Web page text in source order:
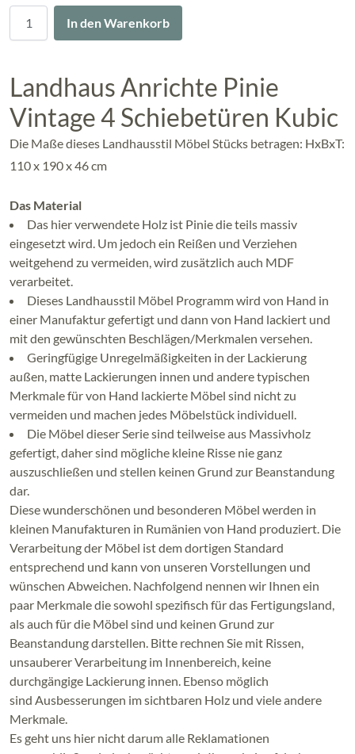
In den Warenkorb
Landhaus Anrichte Pinie
Vintage 4 Schiebetüren Kubic
Die Maße dieses Landhausstil Möbel Stücks betragen: HxBxT:
110 x 190 x 46 cm
Das Material
Das hier verwendete Holz ist Pinie die teils massiv
eingesetzt wird. Um jedoch ein Reißen und Verziehen
weitgehend zu vermeiden, wird zusätzlich auch MDF
verarbeitet.
Dieses Landhausstil Möbel Programm wird von Hand in
einer Manufaktur gefertigt und dann von Hand lackiert und
mit den gewünschten Beschlägen/Merkmalen versehen.
Geringfügige Unregelmäßigkeiten in der Lackierung
außen, matte Lackierungen innen und andere typischen
Merkmale für von Hand lackierte Möbel sind nicht zu
vermeiden und machen jedes Möbelstück individuell.
Die Möbel dieser Serie sind teilweise aus Massivholz
gefertigt, daher sind mögliche kleine Risse nie ganz
auszuschließen und stellen keinen Grund zur Beanstandung
dar.
Diese wunderschönen und besonderen Möbel werden in
kleinen Manufakturen in Rumänien von Hand produziert. Die
Verarbeitung der Möbel ist dem dortigen Standard
entsprechend und kann von unseren Vorstellungen und
wünschen Abweichen. Nachfolgend nennen wir Ihnen ein
paar Merkmale die sowohl spezifisch für das Fertigungsland,
als auch für die Möbel sind und keinen Grund zur
Beanstandung darstellen. Bitte rechnen Sie mit Rissen,
unsauberer Verarbeitung im Innenbereich, keine
durchgängige Lackierung innen. Ebenso möglich
sind Ausbesserungen im sichtbaren Holz und viele andere
Merkmale.
Es geht uns hier nicht darum alle Reklamationen